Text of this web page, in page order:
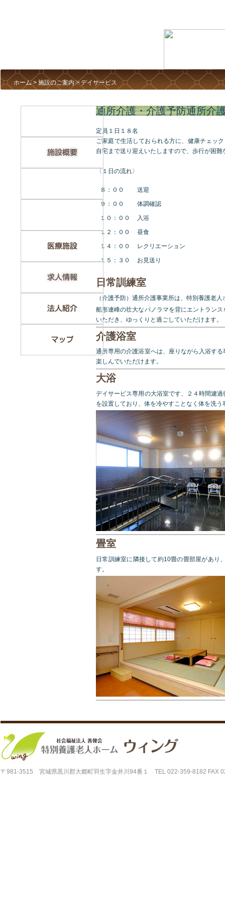
ホーム> 施設のご案内> デイサービス
通所介護・介護予防通所介
定員１日１８名
ご家庭で生活しておられる方に、健康チェッ
自宅まで送り迎えいたしますので、歩行が困
〈１日の流れ〉
８：００
送迎
９：００
体調確認
１０：００
入浴
１２：００
昼食
１４：００
レクリエーション
１５：３０
お見送り
日常訓練室
（介護予防）通所介護事業所は、特別養護老
船形連峰の壮大なパノラマを背にエントラン
いただき、ゆっくりと過ごしていただけます。
介護浴室
通所専用の介護浴室へは、座りながら入浴す
楽しんでいただけます。
大浴
デイサービス専用の大浴室です、２４時間濾
を設置しており、体を冷やすことなく体を洗う
畳室
日常訓練室に隣接して約10畳の畳部屋があり
す。
〒981-3515 宮城県黒川郡大郷町羽生字金井川94番１ TEL 022-359-8182 FAX